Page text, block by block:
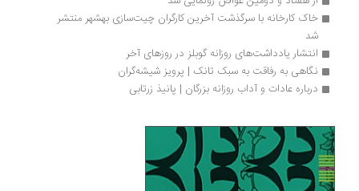
شد
انتشار یادداشت‌های روزانه گوبلز در روزهای آخر
نگاهی به رفاقت به سبک تانک | پرویز شیشه‌گران
درباره عادات و آداب روزانه بزرگان | پانیذ زرتابی